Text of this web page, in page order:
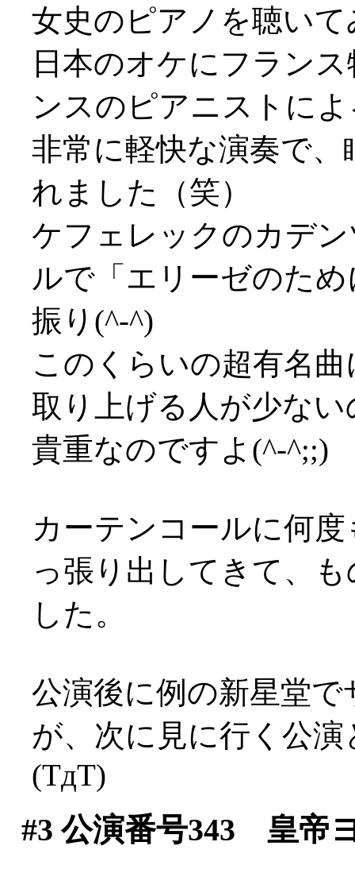
女史のピアノを聴い
日本のオケにフラン
ンスのピアニストに
非常に軽快な演奏で
れました（笑）
ケフェレックのカデ
ルで「エリーゼのた
振り(^-^)
このくらいの超有名
取り上げる人が少な
貴重なのですよ(^-^;;)
カーテンコールに何
っ張り出してきて、
した。
公演後に例の新星堂
が、次に見に行く公
(TдT)
#3 公演番号343 皇帝